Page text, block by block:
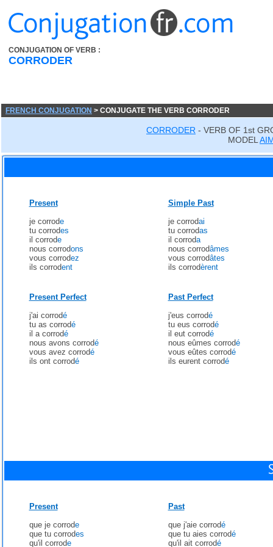
CONJUGATION OF VERB :
CORRODER
FRENCH CONJUGATION > CONJUGATE THE VERB CORRODER
CORRODER - VERB OF 1st
MODEL
Present
je corrode
tu corrodes
il corrode
nous corrodons
vous corrodez
ils corrodent
Simple Past
je corrodai
tu corrodas
il corroda
nous corrodâmes
vous corrodâtes
ils corrodèrent
Present Perfect
j'ai corrodé
tu as corrodé
il a corrodé
nous avons corrodé
vous avez corrodé
ils ont corrodé
Past Perfect
j'eus corrodé
tu eus corrodé
il eut corrodé
nous eûmes corrodé
vous eûtes corrodé
ils eurent corrodé
Present
que je corrode
que tu corrodes
qu'il corrode
Past
que j'aie corrodé
que tu aies corrodé
qu'il ait corrodé